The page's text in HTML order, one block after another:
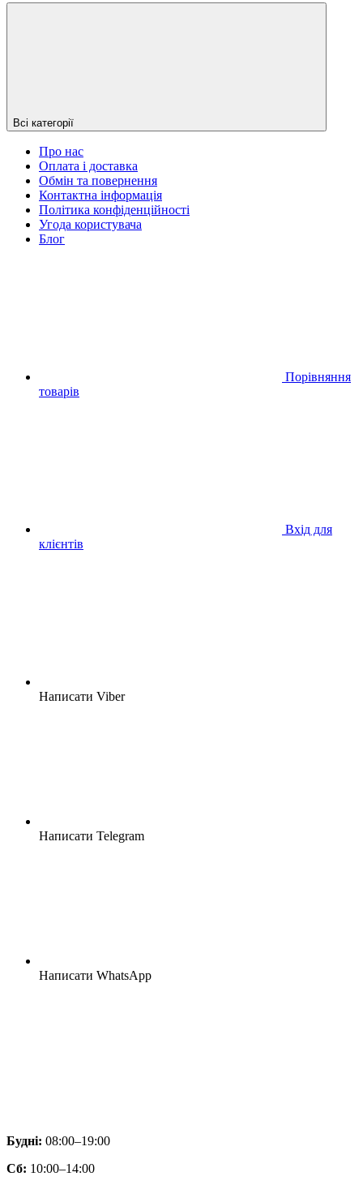
Всі категорії
Про нас
Оплата і доставка
Обмін та повернення
Контактна інформація
Політика конфіденційності
Угода користувача
Блог
Порівняння
товарів
Вхід для
клієнтів
Написати Viber
Написати Telegram
Написати WhatsApp
Будні: 08:00–19:00
Сб: 10:00–14:00